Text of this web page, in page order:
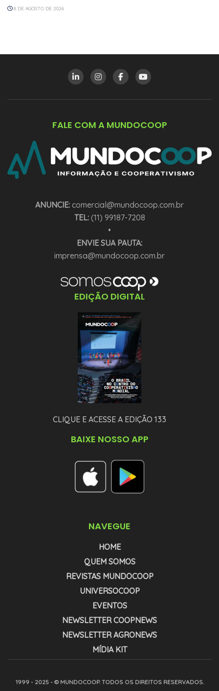
8 DE AGOSTO DE 2026
FALE COM A MUNDOCOOP
ANUNCIE: comercial@mundocoop.com.br
TEL:(11) 99187-7208
•
ENVIE SUA PAUTA:
imprensa@mundocoop.com.br
EDIÇÃO DIGITAL
CLIQUE E ACESSE A EDIÇÃO 133
BAIXE NOSSO APP
NAVEGUE
HOME
QUEM SOMOS
REVISTAS MUNDOCOOP
UNIVERSOCOOP
EVENTOS
NEWSLETTER COOPNEWS
NEWSLETTER AGRONEWS
MÍDIA KIT
1999 - 2025 - © MUNDOCOOP. TODOS OS DIREITOS RESERVADOS.